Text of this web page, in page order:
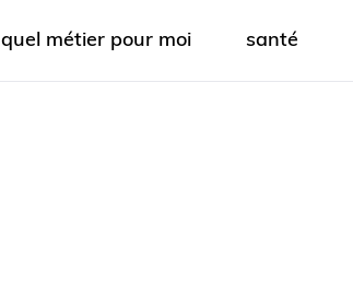
quel métier pour moi santé